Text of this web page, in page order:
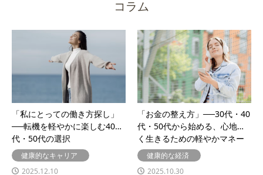
コラム
「私にとっての働き方探し」
──転機を軽やかに楽しむ40
代・50代の選択
健康的なキャリア
2025.12.10
「お金の整え方」──30代・40
代・50代から始める、心地よ
く生きるための軽やかマネー
健康的な経済
2025.10.30